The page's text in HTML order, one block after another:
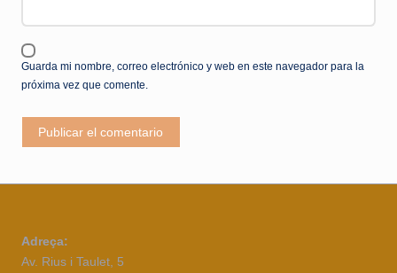
Guarda mi nombre, correo electrónico y web en este navegador para la
próxima vez que comente.
Adreça:
Av. Rius i Taulet, 5